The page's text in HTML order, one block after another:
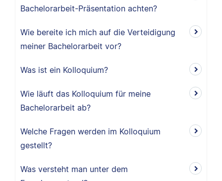
Bachelorarbeit-Präsentation achten?
Wie bereite ich mich auf die Verteidigung
meiner Bachelorarbeit vor?
Was ist ein Kolloquium?
Wie läuft das Kolloquium für meine
Bachelorarbeit ab?
Welche Fragen werden im Kolloquium
gestellt?
Was versteht man unter dem